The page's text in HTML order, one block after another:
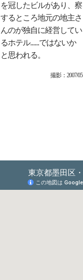
を冠したビルがあり、察
するところ地元の地主さ
んのが独自に経営してい
るホテル......ではないか
と思われる。
撮影：2007/05